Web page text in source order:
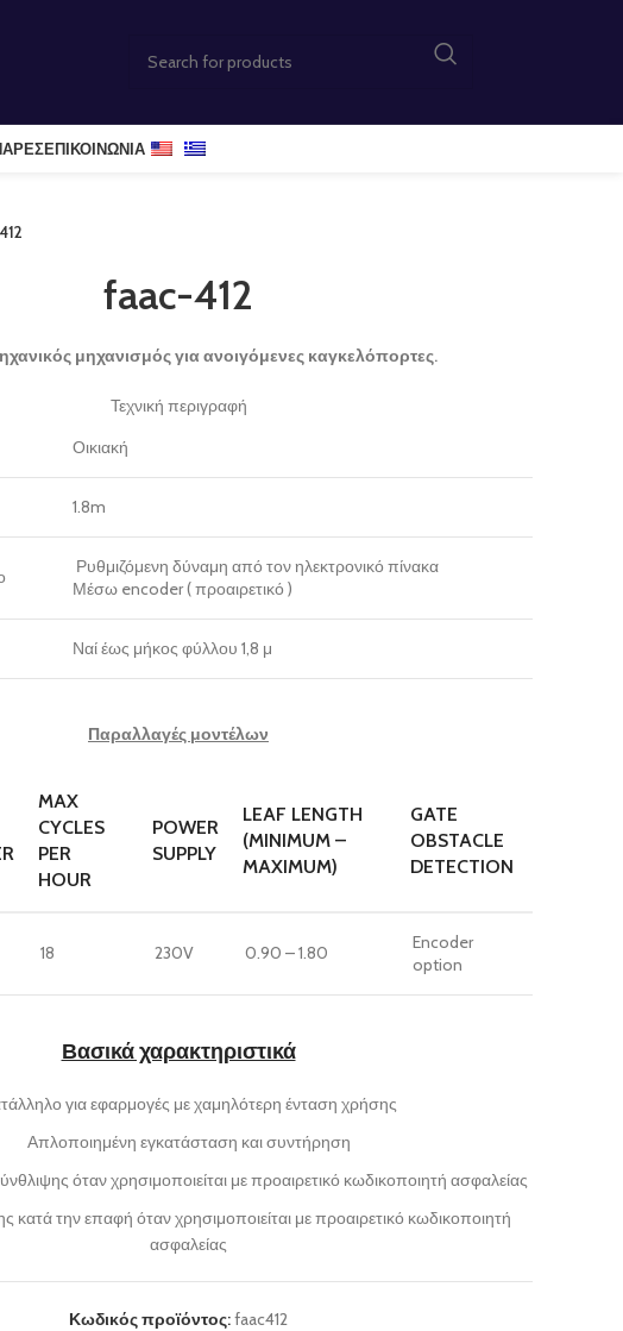
ΕΠΙΚΟΙΝΩΝΊΑ
faac-412
μηχανισμός για ανοιγόμενες καγκελόπορτες.
Τεχνική περιγραφή
Οικιακή
1.8m
Ρυθμιζόμενη δύναμη από τον ηλεκτρονικό πίνακα
Μέσω encoder ( προαιρετικό )
Ναί έως μήκος φύλλου 1,8 μ
Παραλλαγές μοντέλων
MAX
CYCLES
PER
HOUR
POWER
SUPPLY
LEAF LENGTH
(MINIMUM –
MAXIMUM)
GATE
OBSTACLE
DETECTION
18 230V 0.90 – 1.80
Encoder
option
Βασικά χαρακτηριστικά
για εφαρμογές με χαμηλότερη ένταση χρήσης
Απλοποιημένη εγκατάσταση και συντήρηση
όταν χρησιμοποιείται με προαιρετικό κωδικοποιητή ασφαλείας
κατά την επαφή όταν χρησιμοποιείται με προαιρετικό κωδικοποιητή
ασφαλείας
Κωδικός προϊόντος:faac412